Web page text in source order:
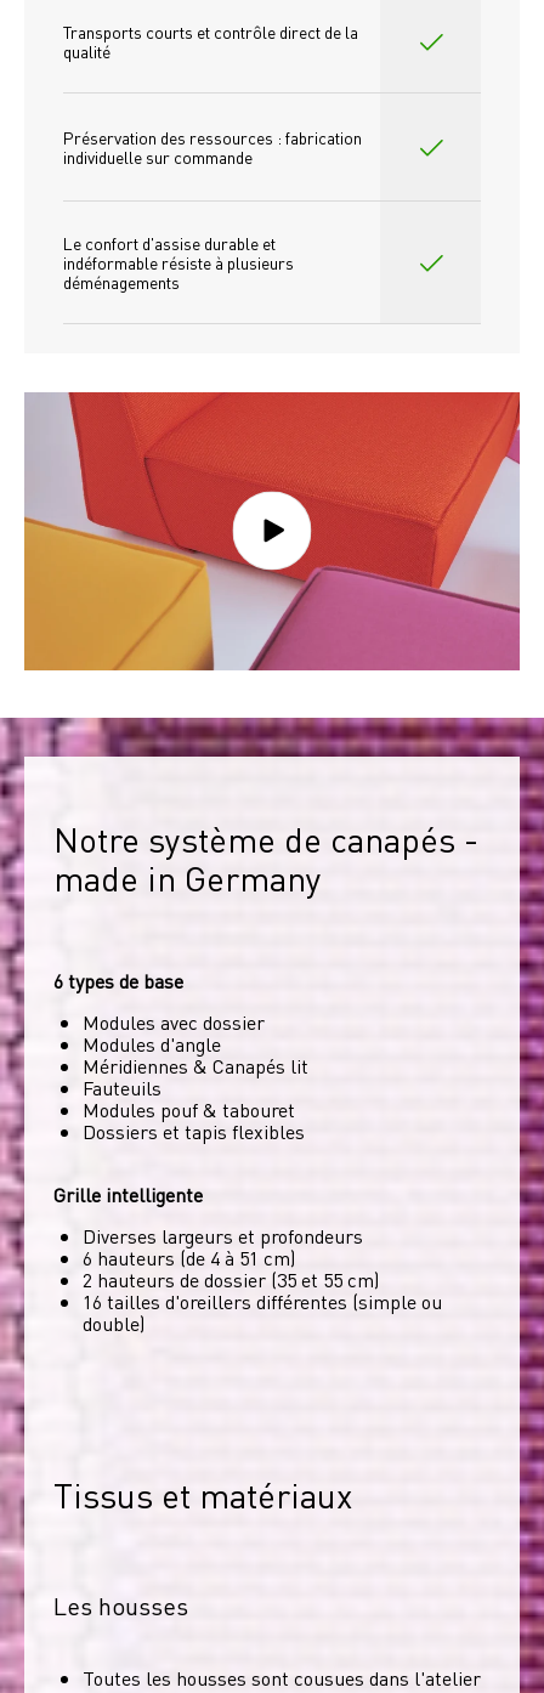
Transports courts et contrôle direct de la
qualité
Préservation des ressources : fabrication
individuelle sur commande
Le confort d'assise durable et
indéformable résiste à plusieurs
déménagements
Notre système de canapés -
made in Germany
6 types de base
Modules avec dossier
Modules d'angle
Méridiennes & Canapés lit
Fauteuils
Modules pouf & tabouret
Dossiers et tapis flexibles
Grille intelligente
Diverses largeurs et profondeurs
6 hauteurs (de 4 à 51 cm)
2 hauteurs de dossier (35 et 55 cm)
16 tailles d'oreillers différentes (simple ou
double)
Tissus et matériaux
Les housses
Toutes les housses sont cousues dans l'atelier